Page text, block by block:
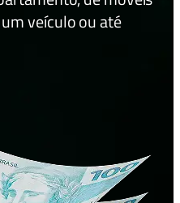
veículo ou até